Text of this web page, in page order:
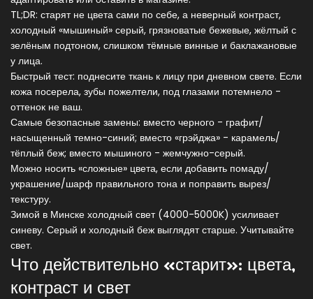
TL;DR: старят не цвета сами по себе, а неверный контраст,
холодный «мышиный» серый, грязноватые бежевые, жёлтый с
зелёным подтоном, слишком тёмные винные и баклажановые
у лица.
Быстрый тест: поднесите ткань к лицу при дневном свете. Если
кожа посерела, зубы пожелтели, под глазами потемнело -
оттенок не ваш.
Самые безопасные замены: вместо черного - графит/
насыщенный темно-синий; вместо «грэйджа» - карамель/
тёплый беж; вместо мышиного - жемчужно-серый.
Можно носить «сложные» цвета, если добавить помаду/
украшение/шарф правильного тона и поправить вырез/
текстуру.
Зимой в Минске холодный свет (4000-5000K) усиливает
синеву. Серый и холодный беж выглядят старше. Учитывайте
свет.
Что действительно «старит»: цвета,
контраст и свет